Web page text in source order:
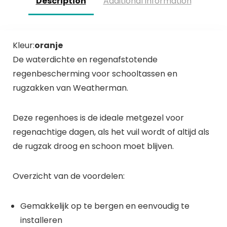
Kleur:oranje
De waterdichte en regenafstotende
regenbescherming voor schooltassen en
rugzakken van Weatherman.
Deze regenhoes is de ideale metgezel voor
regenachtige dagen, als het vuil wordt of altijd als
de rugzak droog en schoon moet blijven.
Overzicht van de voordelen:
Gemakkelijk op te bergen en eenvoudig te
installeren